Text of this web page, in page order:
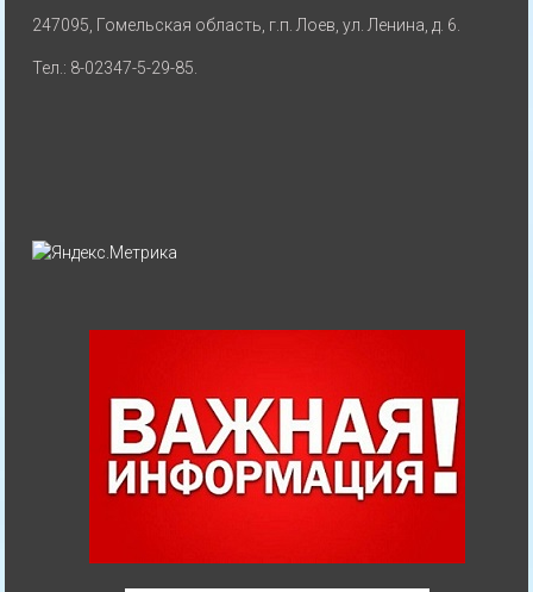
247095, Гомельская область, г.п. Лоев, ул. Ленина, д. 6.
Тел.: 8-02347-5-29-85.